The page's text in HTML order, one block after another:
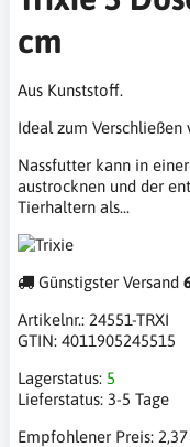
cm
Aus Kunststoff.
Ideal zum Verschließen
Nassfutter kann in
austrocknen und der
Tierhaltern als...
Günstigster Versand
Artikelnr.: 24551-TRXI
GTIN: 4011905245515
Lagerstatus: 5
Lieferstatus: 3-5 Tage
Empfohlener Preis: